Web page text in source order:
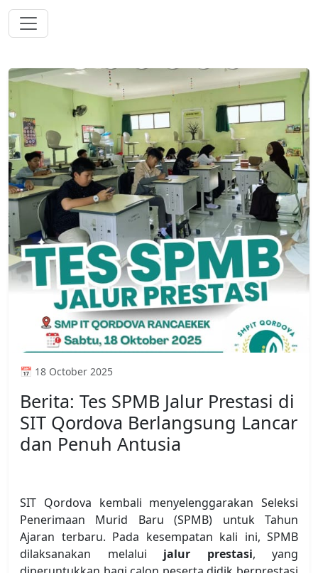
📅 18 October 2025
Berita: Tes SPMB Jalur Prestasi di
SIT Qordova Berlangsung Lancar
dan Penuh Antusia
SIT Qordova kembali menyelenggarakan Seleksi
Penerimaan Murid Baru (SPMB) untuk Tahun
Ajaran terbaru. Pada kesempatan kali ini, SPMB
dilaksanakan melalui jalur prestasi, yang